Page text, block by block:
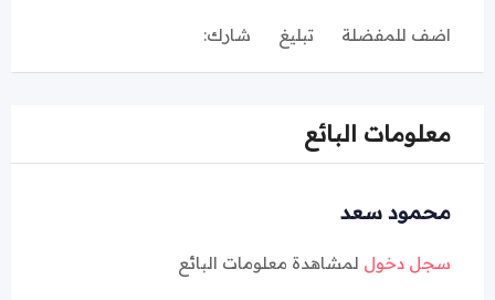
اضف للمفضلة تبليغ شارك:
معلومات البائع
محمود سعد
سجل دخول لمشاهدة معلومات البائع